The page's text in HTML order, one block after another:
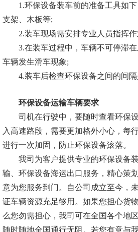
1.环保设备装车前的准备工具如下
支架、木板等;
2.装车现场需安排专业人员指挥作
3.在装车过程中，车辆不可停滞在
车辆发生滑车现象;
4.装车后检查环保设备之间的间隔
环保设备运输车辆要求
司机在行驶中，要随时查看环保设
入高速路段，需要更加格外小心，每
进行一次加固，防止环保设备滚落。
我司为客户提供专业的环保设备装
输、环保设备海运出口服务，精心策
意为您服务到门。自公司成立至今，
证车辆资源充足够用。如果您担心货
么您勿需担心，我司可在全国各个地
随时随地全国通行无阻。若您有意与